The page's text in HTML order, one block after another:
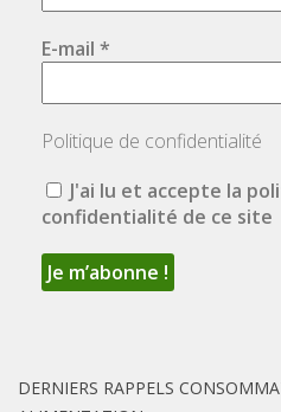
E-mail *
Politique de confidentialité
J'ai lu et accepte la
confidentialité de ce site
DERNIERS RAPPELS